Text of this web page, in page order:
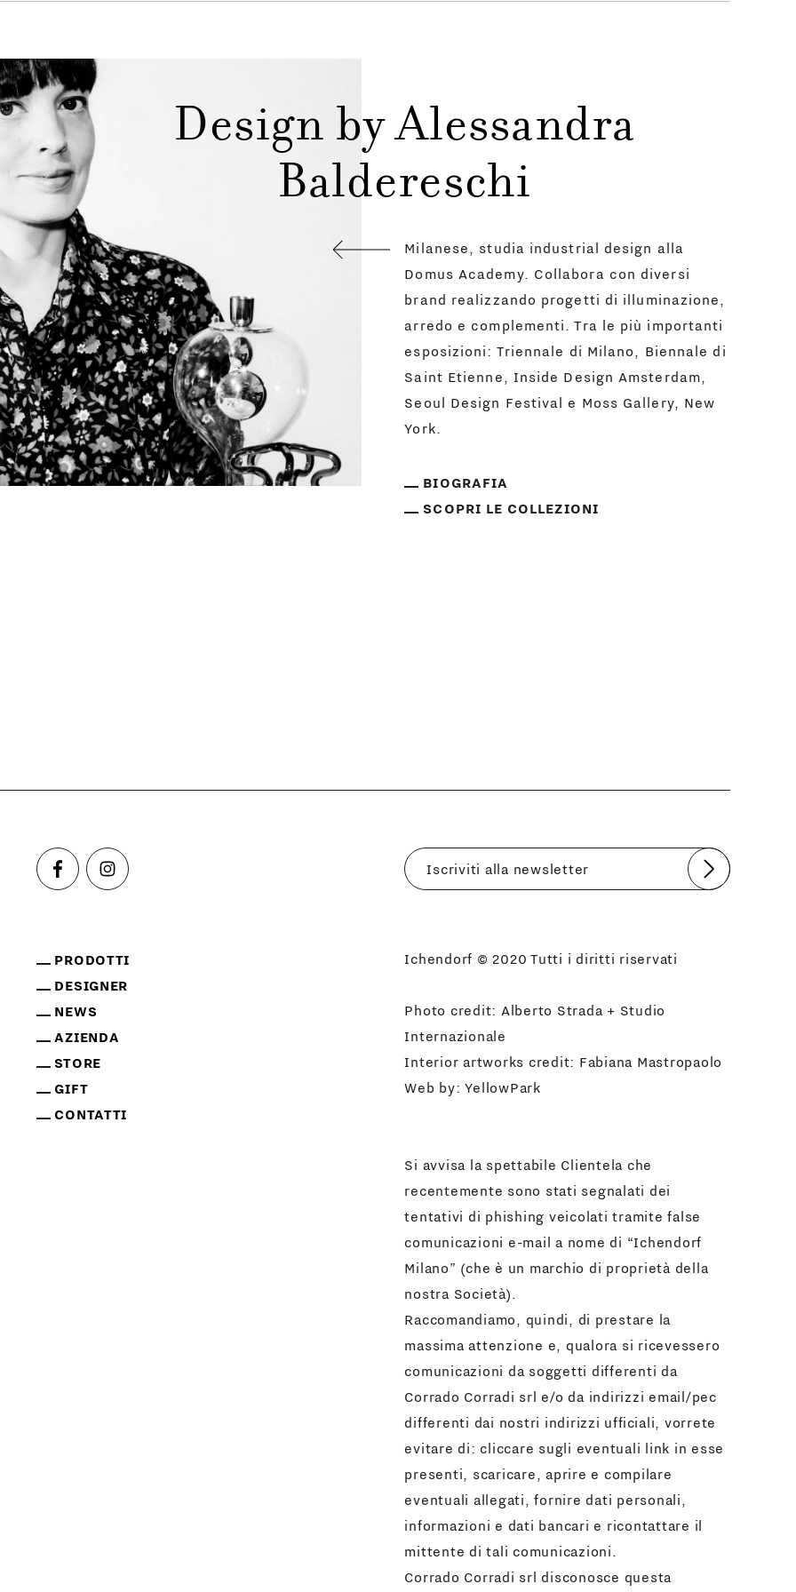
Design by Alessandra
Baldereschi
Milanese, studia industrial design alla
Domus Academy. Collabora con diversi
brand realizzando progetti di illuminazione,
arredo e complementi. Tra le più importanti
esposizioni: Triennale di Milano, Biennale di
Saint Etienne, Inside Design Amsterdam,
Seoul Design Festival e Moss Gallery, New
York.
BIOGRAFIA
SCOPRI LE COLLEZIONI
PRODOTTI
DESIGNER
NEWS
AZIENDA
STORE
GIFT
CONTATTI
Invia
Ichendorf © 2020 Tutti i diritti riservati
Photo credit: Alberto Strada + Studio
Internazionale
Interior artworks credit: Fabiana Mastropaolo
Web by:YellowPark
Si avvisa la spettabile Clientela che
recentemente sono stati segnalati dei
tentativi di phishing veicolati tramite false
comunicazioni e-mail a nome di “Ichendorf
Milano” (che è un marchio di proprietà della
nostra Società).
Raccomandiamo, quindi, di prestare la
massima attenzione e, qualora si ricevessero
comunicazioni da soggetti differenti da
Corrado Corradi srl e/o da indirizzi email/pec
differenti dai nostri indirizzi ufficiali, vorrete
evitare di: cliccare sugli eventuali link in esse
presenti, scaricare, aprire e compilare
eventuali allegati, fornire dati personali,
informazioni e dati bancari e ricontattare il
mittente di tali comunicazioni.
Corrado Corradi srl disconosce questa